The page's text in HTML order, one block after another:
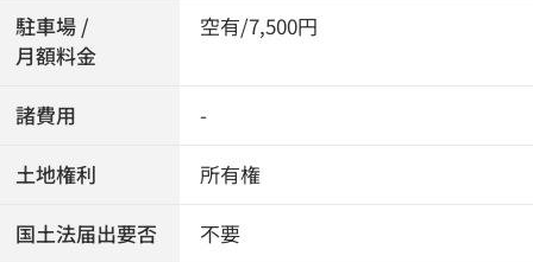
駐車場 /
月額料金
空有/7,500円
諸費用 -
土地権利 所有権
国土法届出要否 不要